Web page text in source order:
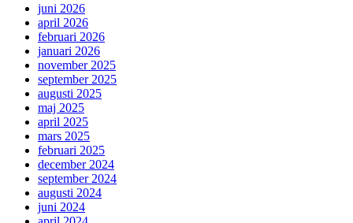
juni 2026
april 2026
februari 2026
januari 2026
november 2025
september 2025
augusti 2025
maj 2025
april 2025
mars 2025
februari 2025
december 2024
september 2024
augusti 2024
juni 2024